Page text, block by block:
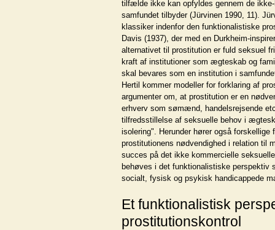
tilfælde ikke kan opfyldes gennem de
samfundet tilbyder (Jürvinen 1990, 11).
klassiker indenfor den funktionalistiske
Davis (1937), der med en Durkheim-
alternativet til prostitution er fuld seksuel
kraft af institutioner som ægteskab og
skal bevares som en institution i
Hertil kommer modeller for forklaring af
argumenter om, at prostitution er en
erhverv som sømænd, handelsrejsende
tilfredsstillelse af seksuelle behov i
isolering". Herunder hører også forskellige
prostitutionens nødvendighed i relation til
succes på det ikke kommercielle
behøves i det funktionalistiske perspektiv
socialt, fysisk og psykisk handicappede
Et funktionalistisk
prostitutionskontrol